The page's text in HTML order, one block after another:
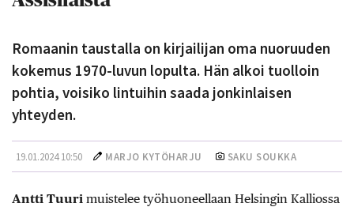
Romaanin taustalla on kirjailijan oma nuoruuden
kokemus 1970-luvun lopulta. Hän alkoi tuolloin
pohtia, voisiko lintuihin saada jonkinlaisen
yhteyden.
19.01.2024 10:50 MARJO KYTÖHARJU SAKU SOUKKA
Antti Tuuri muistelee työhuoneellaan Helsingin Kalliossa